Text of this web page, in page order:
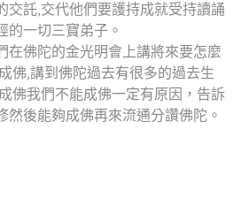
交託,交代他們要護持成就受持讀誦
的一切三寶弟子。
在佛陀的金光明會上講將來要怎麼
佛,講到佛陀過去有很多的過去生
佛我們不能成佛一定有原因，告訴
然後能夠成佛再來流通分讚佛陀。